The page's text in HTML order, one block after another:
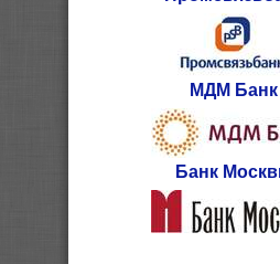
МДМ Банк
Банк